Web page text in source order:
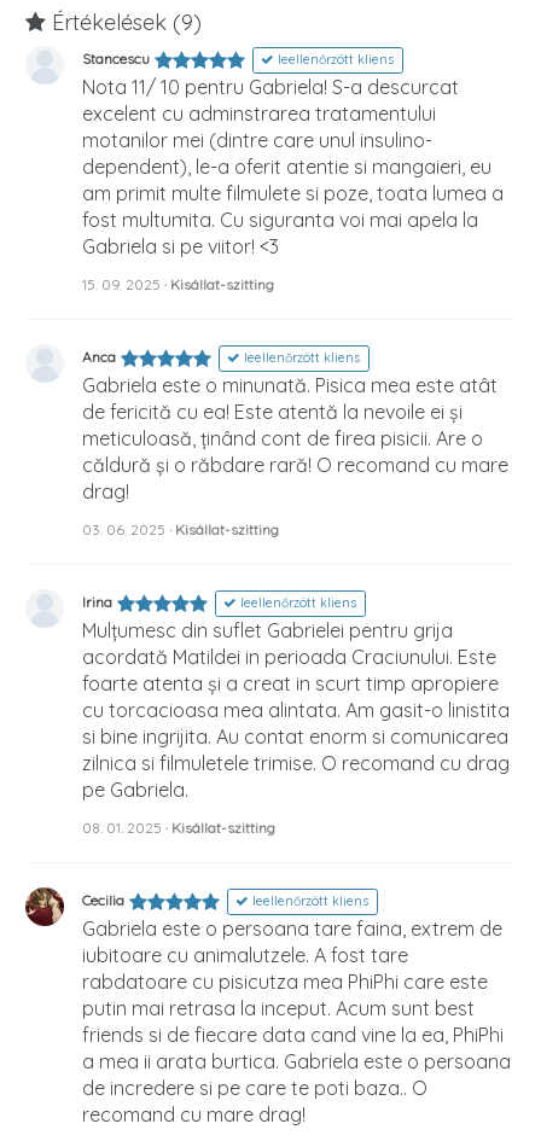
Értékelések (9)
Stancescu leellenőrzött kliens
Nota 11/ 10 pentru Gabriela! S-a descurcat
excelent cu adminstrarea tratamentului
motanilor mei (dintre care unul insulino-
dependent), le-a oferit atentie si mangaieri, eu
am primit multe filmulete si poze, toata lumea a
fost multumita. Cu siguranta voi mai apela la
Gabriela si pe viitor! <3
15. 09. 2025 · Kisállat-szitting
Anca leellenőrzött kliens
Gabriela este o minunată. Pisica mea este atât
de fericită cu ea! Este atentă la nevoile ei și
meticuloasă, ținând cont de firea pisicii. Are o
căldură și o răbdare rară! O recomand cu mare
drag!
03. 06. 2025 · Kisállat-szitting
Irina leellenőrzött kliens
Mulțumesc din suflet Gabrielei pentru grija
acordată Matildei in perioada Craciunului. Este
foarte atenta și a creat in scurt timp apropiere
cu torcacioasa mea alintata. Am gasit-o linistita
si bine ingrijita. Au contat enorm si comunicarea
zilnica si filmuletele trimise. O recomand cu drag
pe Gabriela.
08. 01. 2025 · Kisállat-szitting
Cecilia leellenőrzött kliens
Gabriela este o persoana tare faina, extrem de
iubitoare cu animalutzele. A fost tare
rabdatoare cu pisicutza mea PhiPhi care este
putin mai retrasa la inceput. Acum sunt best
friends si de fiecare data cand vine la ea, PhiPhi
a mea ii arata burtica. Gabriela este o persoana
de incredere si pe care te poti baza.. O
recomand cu mare drag!